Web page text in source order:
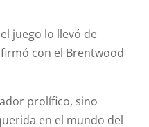
juego lo llevó de
con el Brentwood
prolífico, sino
en el mundo del